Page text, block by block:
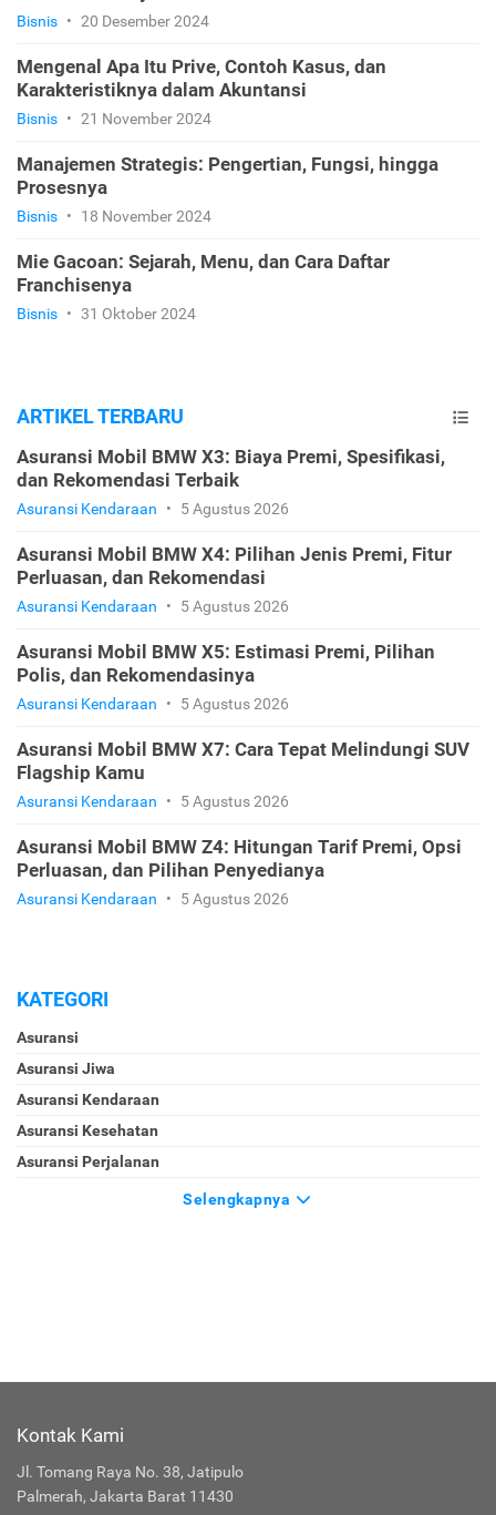
Bisnis • 20 Desember 2024
Mengenal Apa Itu Prive, Contoh Kasus, dan
Karakteristiknya dalam Akuntansi
Bisnis • 21 November 2024
Manajemen Strategis: Pengertian, Fungsi, hingga
Prosesnya
Bisnis • 18 November 2024
Mie Gacoan: Sejarah, Menu, dan Cara Daftar
Franchisenya
Bisnis • 31 Oktober 2024
ARTIKEL TERBARU
Asuransi Mobil BMW X3: Biaya Premi, Spesifikasi,
dan Rekomendasi Terbaik
Asuransi Kendaraan • 5 Agustus 2026
Asuransi Mobil BMW X4: Pilihan Jenis Premi, Fitur
Perluasan, dan Rekomendasi
Asuransi Kendaraan • 5 Agustus 2026
Asuransi Mobil BMW X5: Estimasi Premi, Pilihan
Polis, dan Rekomendasinya
Asuransi Kendaraan • 5 Agustus 2026
Asuransi Mobil BMW X7: Cara Tepat Melindungi SUV
Flagship Kamu
Asuransi Kendaraan • 5 Agustus 2026
Asuransi Mobil BMW Z4: Hitungan Tarif Premi, Opsi
Perluasan, dan Pilihan Penyedianya
Asuransi Kendaraan • 5 Agustus 2026
KATEGORI
Asuransi
Asuransi Jiwa
Asuransi Kendaraan
Asuransi Kesehatan
Asuransi Perjalanan
Selengkapnya
Kontak Kami
Jl. Tomang Raya No. 38, Jatipulo
Palmerah, Jakarta Barat 11430